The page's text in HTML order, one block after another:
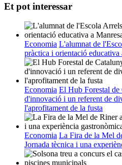
Et pot interessar
Economia L'alumnat de
pràctica i orientació educativa
Economia El Hub Forestal de
d'innovació i un referent de
l'aprofitament de la fusta
Economia La Fira de la Mel
Jornada tècnica i una